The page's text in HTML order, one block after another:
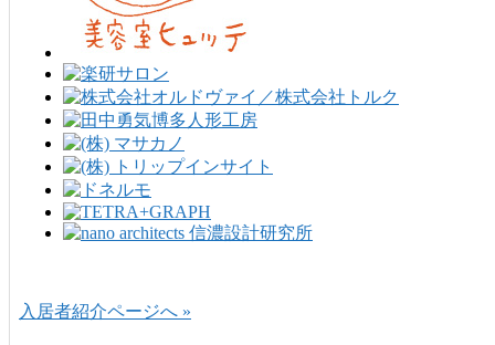
入居者紹介ページへ »